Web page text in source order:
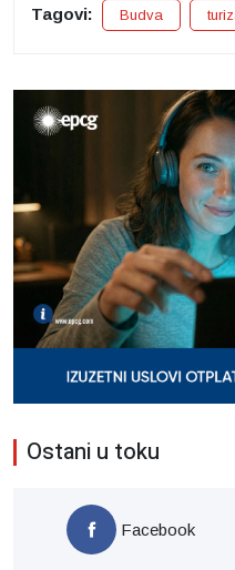
Tagovi: Budva
Ostani u toku
Facebook